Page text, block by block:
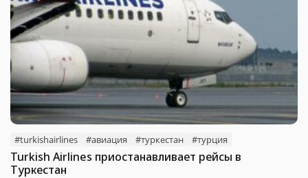
#turkishairlines #авиация #туркестан #турция
Turkish Airlines приостанавливает рейсы в
Туркестан